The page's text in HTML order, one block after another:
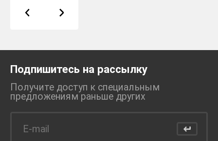
Подпишитесь на рассылку
Получите доступ к специальным
предложениям раньше других